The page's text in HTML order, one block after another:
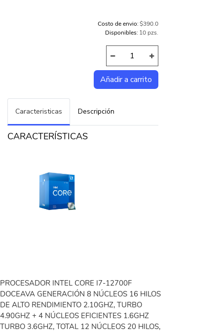
Costo de envio:$390.0
Disponibles: 10 pzs.
Caracteristicas Descripción
CARACTERÍSTICAS
PROCESADOR INTEL CORE I7-12700F
DOCEAVA GENERACIÓN 8 NÚCLEOS 16 HILOS
DE ALTO RENDIMIENTO 2.10GHZ, TURBO
4.90GHZ + 4 NÚCLEOS EFICIENTES 1.6GHZ
TURBO 3.6GHZ, TOTAL 12 NÚCLEOS 20 HILOS,